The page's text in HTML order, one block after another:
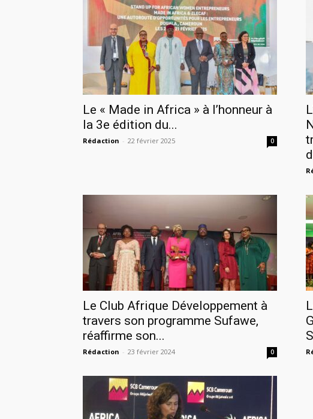
Le « Made in Africa » à l’honneur à
la 3e édition du...
Rédaction - 22 février 2025 0
Le Club Afrique Développement à
travers son programme Sufawe,
réaffirme son...
Rédaction - 23 février 2024 0